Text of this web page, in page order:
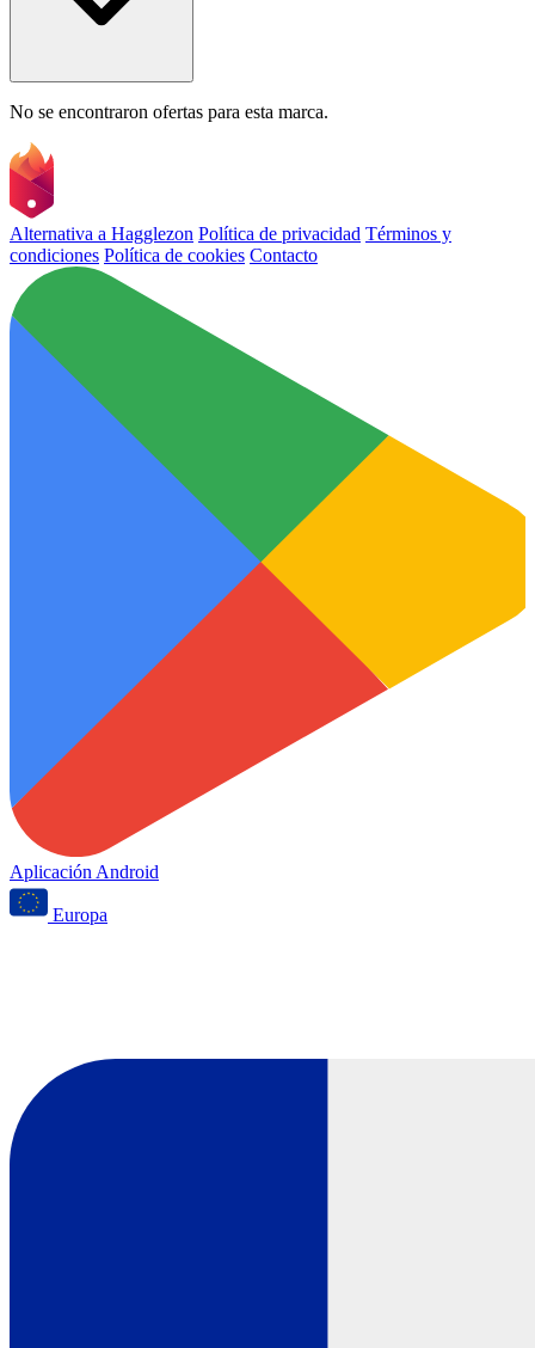
No se encontraron ofertas para esta marca.
Alternativa a Hagglezon Política de privacidad Términos y
condiciones Política de cookies Contacto
Aplicación Android
Europa